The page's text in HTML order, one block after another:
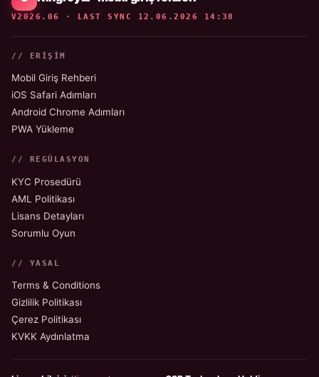
V2026.06 · LAST SYNC 12.06.2026 14:38
// ERIŞIM
Mobil Giriş Rehberi
iOS Safari Adımları
Android Chrome Adımları
PWA Yükleme
// REGÜLASYON
KYC Prosedürü
AML Politikası
Lisans Detayları
Sorumlu Oyun
// YASAL
Terms & Conditions
Gizlilik Politikası
Çerez Politikası
KVKK Aydınlatma